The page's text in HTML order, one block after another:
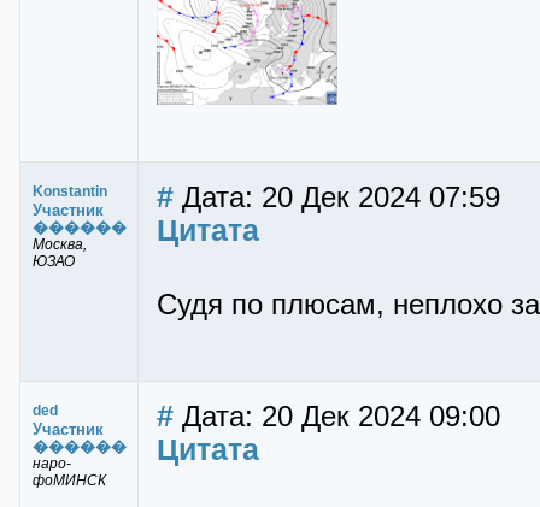
Konstantin
Участник
������
Москва,
ЮЗАО
# Дата: 20 Дек 2024 07:59
Цитата
Судя по плюсам, неплохо
ded
Участник
������
наро-
фоМИНСК
# Дата: 20 Дек 2024 09:00
Цитата